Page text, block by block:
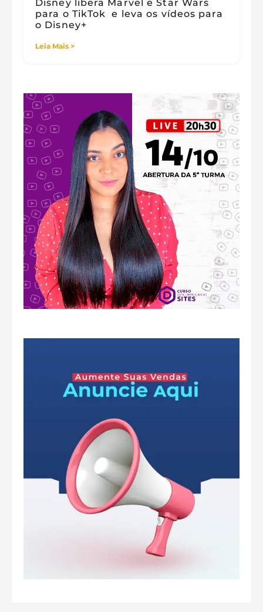
Disney libera Marvel e Star Wars
para o TikTok e leva os vídeos para
o Disney+
Leia Mais >